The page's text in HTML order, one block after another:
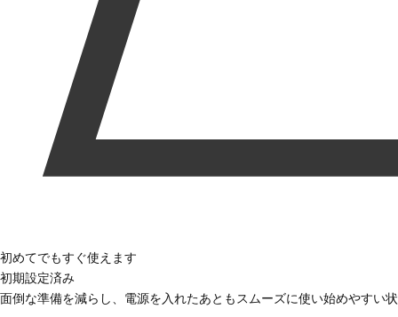
初めてでもすぐ使えます
初期設定済み
面倒な準備を減らし、電源を入れたあともスムーズに使い始めやすい